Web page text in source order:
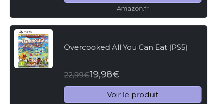
Amazon.fr
Overcooked All You Can Eat (PS5)
22,99€19,98€
Voir le produit